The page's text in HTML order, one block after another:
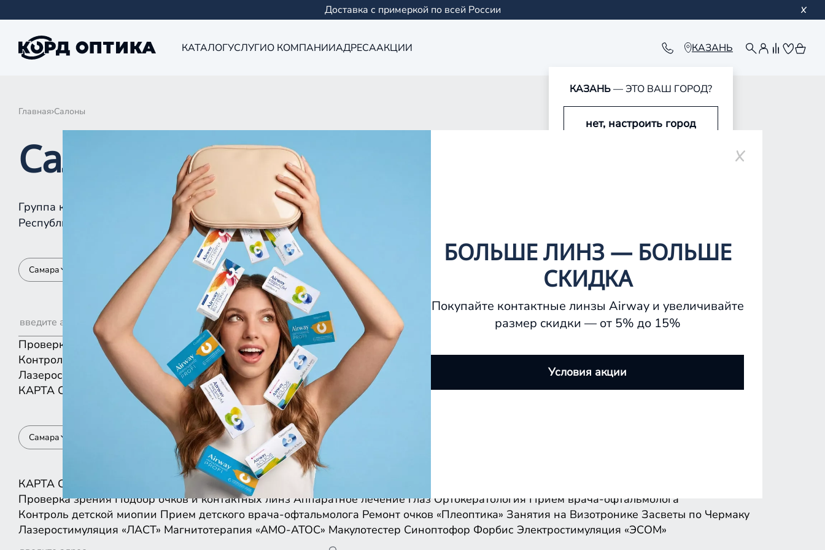
Доставка с примеркой по всей России
КАТАЛОГУСЛУГИО КОМПАНИИАДРЕСААКЦИИ КАЗАНЬ
КАЗАНЬ— ЭТО ВАШ ГОРОД?
нет, настроить город
Главная Салоны
Салоны КОРД Оптика в Самаре
Группа компаний «Корд Оптика» - это более 100 салонов в Казани и
Республике Татарстан, Самаре, Уфе, Рыбинске.
Самара
Проверка зрения Подбор очков и контактных линз Аппаратное лечение глаз
Контроль детской миопии
Прием детского врача-офтальмолога Ремонт очков «Плеоптика» Занятия на Визотронике Засветы по Чермаку
Лазеростимуляция «ЛАСТ»
Магнитотерапия «АМО-АТОС» Макулотестер
Электростимуляция «ЭСОМ»
КАРТА СПИСКОМ
Самара
КАРТА СПИСКОМ
Проверка зрения Подбор очков и контактных линз Аппаратное лечение глаз Ортокератология Прием врача-офтальмолога
Контроль детской миопии Прием детского врача-офтальмолога Ремонт очков «Плеоптика» Занятия на Визотронике Засветы по Чермаку
Лазеростимуляция «ЛАСТ» Магнитотерапия «АМО-АТОС» Макулотестер Синоптофор Форбис Электростимуляция «ЭСОМ»
БОЛЬШЕ ЛИНЗ — БОЛЬШЕ
СКИДКА
Покупайте контактные линзы Airway и увеличивайте
размер скидки — от 5% до 15%
Условия акции